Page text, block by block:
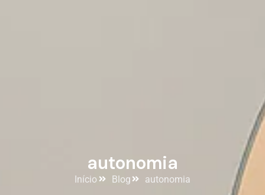
autonomia
Início Blog autonomia